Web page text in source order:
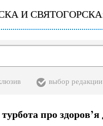
И
выбор редакции
про